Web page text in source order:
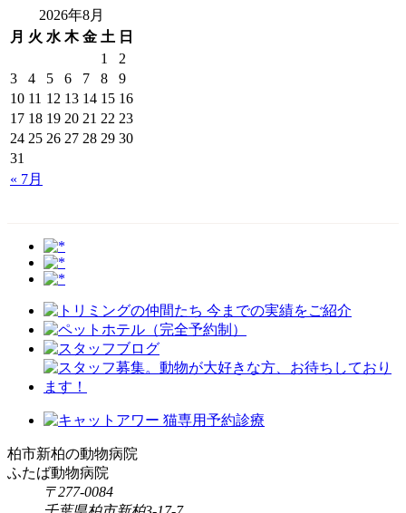
2026年8月
月 火 水 木 金 土 日
« 7月
1
2
3
4 5 6 7 8
9
10 11 12 13 14 15 16
17 18 19 20 21 22 23
24 25 26 27 28 29 30
31
柏市新柏の動物病院
ふたば動物病院
〒277-0084